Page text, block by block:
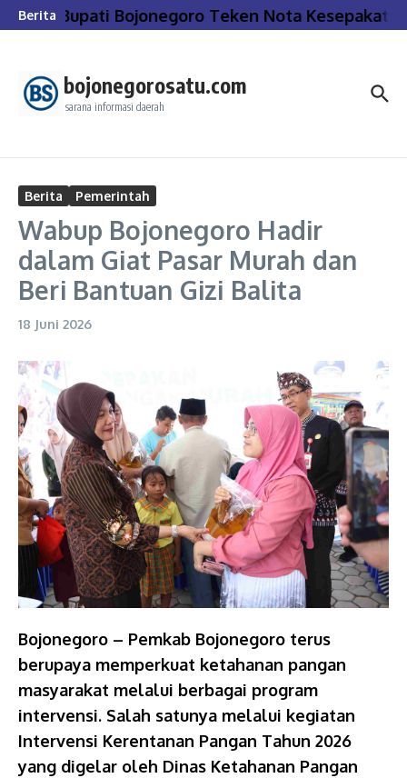
Lewati ke konten
BeritaBupati Bojonegoro Teken Nota Kesepakatan
bojonegorosatu.com
sarana informasi daerah
Berita Pemerintah
Wabup Bojonegoro Hadir
dalam Giat Pasar Murah dan
Beri Bantuan Gizi Balita
18 Juni 2026
Bojonegoro – Pemkab Bojonegoro terus
berupaya memperkuat ketahanan pangan
masyarakat melalui berbagai program
intervensi. Salah satunya melalui kegiatan
Intervensi Kerentanan Pangan Tahun 2026
yang digelar oleh Dinas Ketahanan Pangan